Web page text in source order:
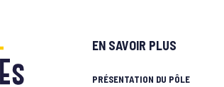
EN SAVOIR PLUS
PRÉSENTATION DU PÔLE